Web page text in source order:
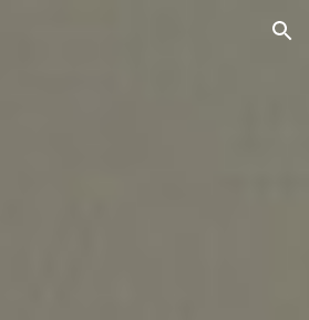
Skip to navigation